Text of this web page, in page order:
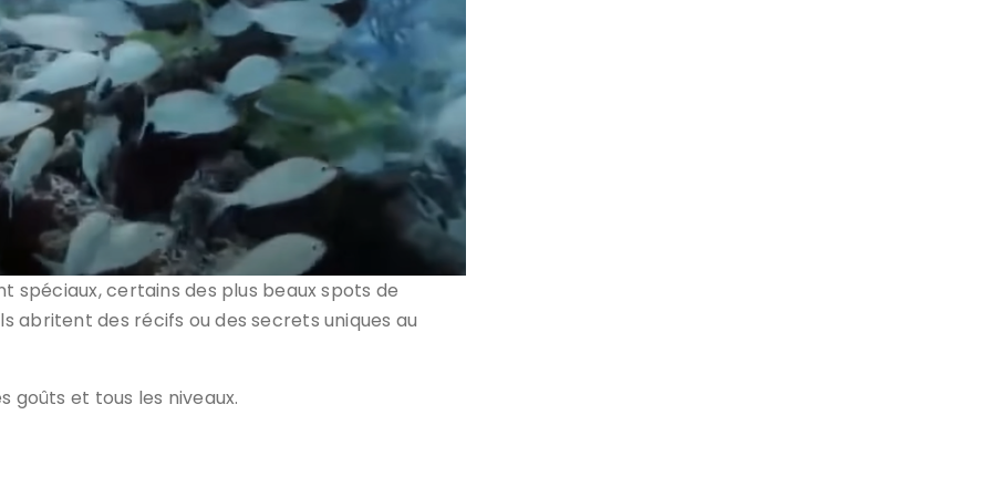
spéciaux, certains des plus beaux spots de
abritent des récifs ou des secrets uniques au
goûts et tous les niveaux.